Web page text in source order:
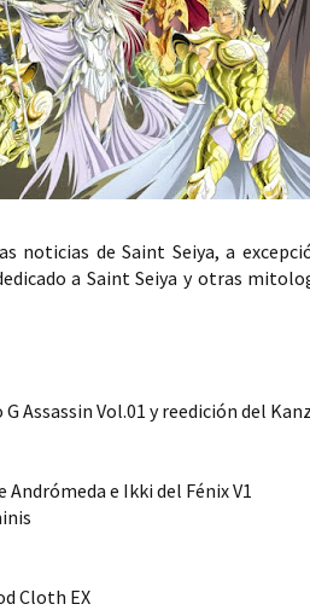
noticias de Saint Seiya, a
a Saint Seiya y otras
Assassin Vol.01 y reedición del
Andrómeda e Ikki del Fénix V1
Cloth EX